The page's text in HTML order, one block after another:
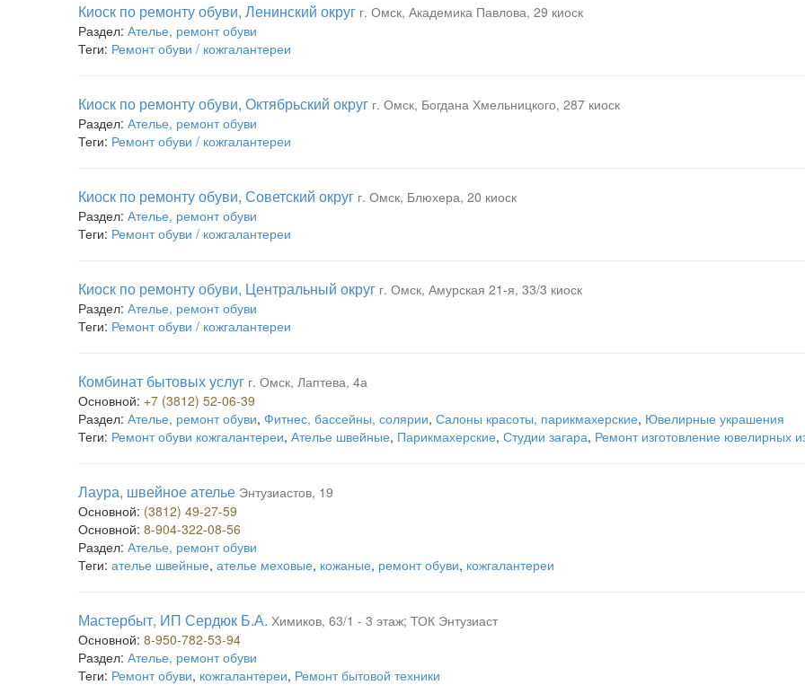
Киоск по ремонту обуви, Ленинский округ г. Омск, Академика Павлова, 29 киоск
Раздел: Ателье, ремонт обуви
Теги: Ремонт обуви / кожгалантереи
Киоск по ремонту обуви, Октябрьский округ г. Омск, Богдана Хмельницкого, 287 киоск
Раздел: Ателье, ремонт обуви
Теги: Ремонт обуви / кожгалантереи
Киоск по ремонту обуви, Советский округ г. Омск, Блюхера, 20 киоск
Раздел: Ателье, ремонт обуви
Теги: Ремонт обуви / кожгалантереи
Киоск по ремонту обуви, Центральный округ г. Омск, Амурская 21-я, 33/3 киоск
Раздел: Ателье, ремонт обуви
Теги: Ремонт обуви / кожгалантереи
Комбинат бытовых услуг г. Омск, Лаптева, 4а
Основной: +7 (3812) 52-06-39
Раздел: Ателье, ремонт обуви, Фитнес, бассейны, солярии, Салоны красоты, парикмахерские, Ювелирные украшения
Теги: Ремонт обуви кожгалантереи, Ателье швейные, Парикмахерские, Студии загара, Ремонт изготовление ювелирных
Лаура, швейное ателье Энтузиастов, 19
Основной: (3812) 49-27-59
Основной: 8-904-322-08-56
Раздел: Ателье, ремонт обуви
Теги: ателье швейные, ателье меховые, кожаные, ремонт обуви, кожгалантереи
Мастербыт, ИП Сердюк Б.А. Химиков, 63/1 - 3 этаж; ТОК Энтузиаст
Основной: 8-950-782-53-94
Раздел: Ателье, ремонт обуви
Теги: Ремонт обуви, кожгалантереи, Ремонт бытовой техники